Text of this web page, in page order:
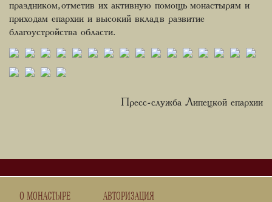
праздником, отметив их активную помощь монастырям и
приходам епархии и высокий вклад в развитие
благоустройства области.
Пресс-служба Липецкой епархии
О МОНАСТЫРЕ АВТОРИЗАЦИЯ